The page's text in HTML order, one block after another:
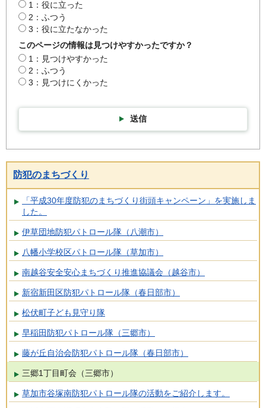
1：役に立った
2：ふつう
3：役に立たなかった
このページの情報は見つけやすかったですか？
1：見つけやすかった
2：ふつう
3：見つけにくかった
送信
防犯のまちづくり
「平成30年度防犯のまちづくり街頭キャンペーン」を実施しま
した。
伊草団地防犯パトロール隊（八潮市）
八幡小学校区パトロール隊（草加市）
南越谷安全安心まちづくり推進協議会（越谷市）
新宿新田区防犯パトロール隊（春日部市）
松伏町子ども見守り隊
早稲田防犯パトロール隊（三郷市）
藤が丘自治会防犯パトロール隊（春日部市）
三郷1丁目町会（三郷市）
草加市谷塚南防犯パトロール隊の活動をご紹介します。